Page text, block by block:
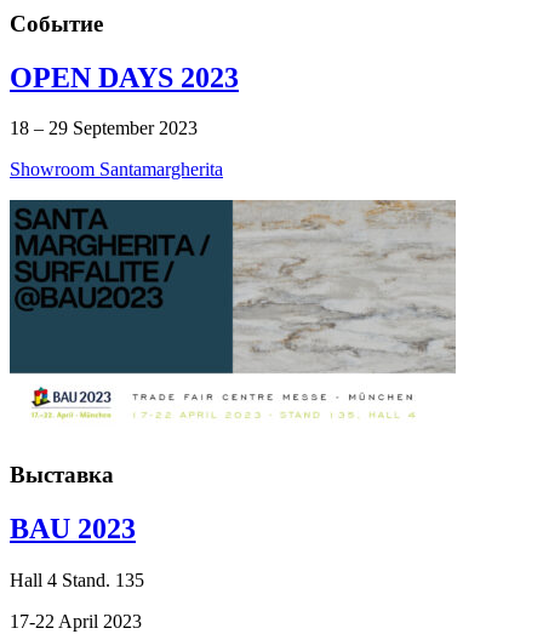
Событие
OPEN DAYS 2023
18 – 29 September 2023
Showroom Santamargherita
Выставка
BAU 2023
Hall 4 Stand. 135
17-22 April 2023